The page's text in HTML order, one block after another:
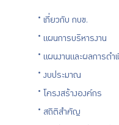
เกี่ยวกับ กบข.
แผนการบริหารงาน
แผนงานและผลการดำ
งบประมาณ
โครงสร้างองค์กร
สถิติสำคัญ